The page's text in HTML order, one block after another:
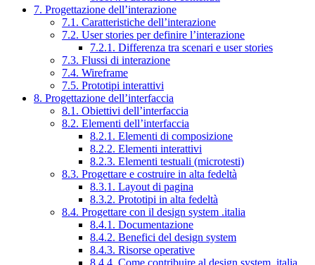
7. Progettazione dell’interazione
7.1. Caratteristiche dell’interazione
7.2. User stories per definire l’interazione
7.2.1. Differenza tra scenari e user stories
7.3. Flussi di interazione
7.4. Wireframe
7.5. Prototipi interattivi
8. Progettazione dell’interfaccia
8.1. Obiettivi dell’interfaccia
8.2. Elementi dell’interfaccia
8.2.1. Elementi di composizione
8.2.2. Elementi interattivi
8.2.3. Elementi testuali (microtesti)
8.3. Progettare e costruire in alta fedeltà
8.3.1. Layout di pagina
8.3.2. Prototipi in alta fedeltà
8.4. Progettare con il design system .italia
8.4.1. Documentazione
8.4.2. Benefici del design system
8.4.3. Risorse operative
8.4.4. Come contribuire al design system .italia